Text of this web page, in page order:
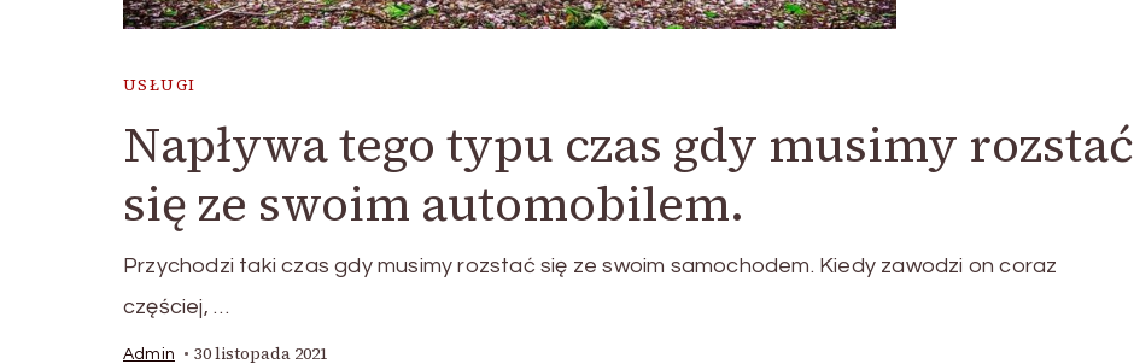
USŁUGI
Napływa tego typu czas gdy musimy rozstać
się ze swoim automobilem.
Przychodzi taki czas gdy musimy rozstać się ze swoim samochodem. Kiedy zawodzi on coraz
częściej, …
Admin 30 listopada 2021